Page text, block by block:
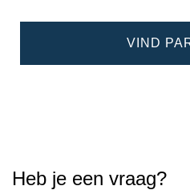
VIND
Heb je een vraag?